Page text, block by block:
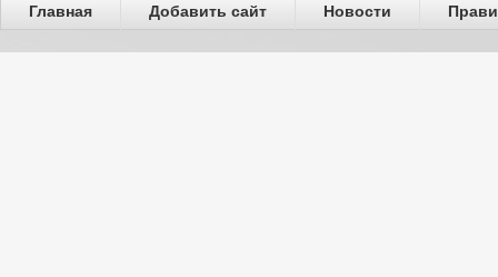
Главная Добавить сайт Новости